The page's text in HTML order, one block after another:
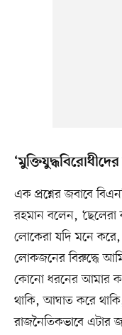
এক প্রশ্নের জবাবে
রহমান বলেন, ‘ছেলেরা
লোকেরা যদি মনে করে,
লোকজনের বিরুদ্ধে
কোনো ধরনের আমার
থাকি, আঘাত করে
রাজনৈতিকভাবে এটার